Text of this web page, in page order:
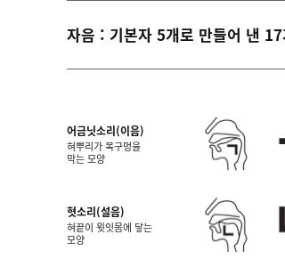
자음 : 기본자 5개로 만들어 낸
어금닛소리(이음)
혀뿌리가 목구멍을
막는 모양
혓소리(설음)
혀끝이 윗잇몸에 닿는
모양